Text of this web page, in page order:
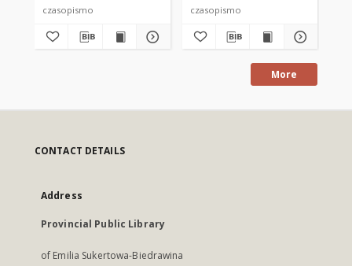
1905 R. 20, nr 4
czasopismo
1905 R. 20, nr 5
czasopismo
More
CONTACT DETAILS
Address
Provincial Public Library
of Emilia Sukertowa-Biedrawina